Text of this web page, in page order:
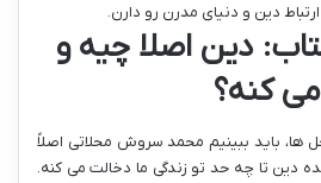
دین و دنیای مدرن رو دارن.
دین اصلا چیه و
کنه؟
ها، باید ببینیم محمد سروش محلاتی اصلاً
دین تا چه حد تو زندگی ما دخالت می کنه.